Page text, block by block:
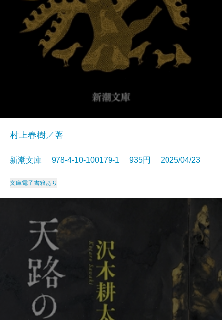
村上春樹／著
新潮文庫 978-4-10-100179-1 935円 2025/04/23
文庫電子書籍あり